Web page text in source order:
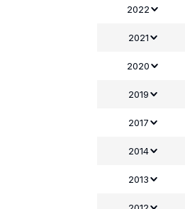
2022
2021
2020
2019
2017
2014
2013